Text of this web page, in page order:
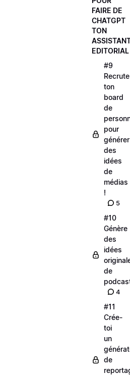
FAIRE DE
CHATGPT
TON
EDITORIAL
#9
Recrute
ton
board
de
pour
générer
des
idées
de
médias
!
5
#10
Génère
des
idées
de
4
#11
Crée-
toi
un
de